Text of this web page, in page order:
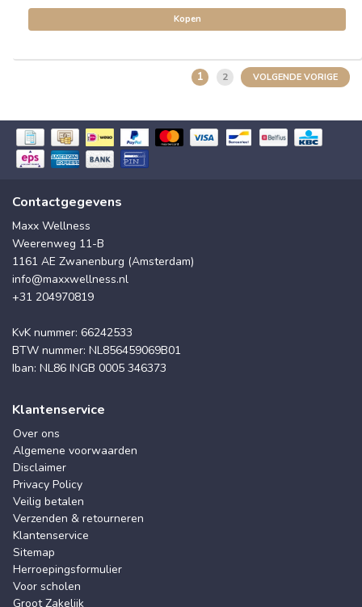
Kopen
1 2 VOLGENDE VORIGE
Contactgegevens
Maxx Wellness
Weerenweg 11-B
1161 AE Zwanenburg (Amsterdam)
info@maxxwellness.nl
+31 204970819
KvK nummer: 66242533
BTW nummer: NL856459069B01
Iban: NL86 INGB 0005 346373
Klantenservice
Over ons
Algemene voorwaarden
Disclaimer
Privacy Policy
Veilig betalen
Verzenden & retourneren
Klantenservice
Sitemap
Herroepingsformulier
Voor scholen
Groot Zakelijk